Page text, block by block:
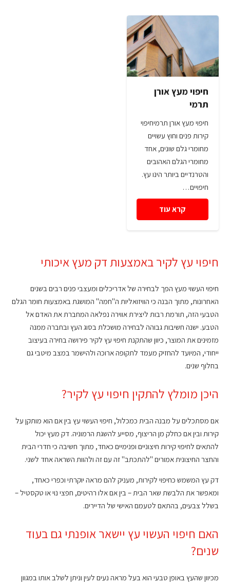
חיפוי מעץ אורן
תרמי
חיפוי מעץ אורן תרמיחיפוי
קירות פנים וחוץ עשויים
מחומרי גלם שונים, אחד
מחומרי הגלם האהובים
והטרנדיים ביותר הינו עץ.
חיפויים…
קרא עוד
חיפוי עץ לקיר באמצעות דק מעץ איכותי
חיפוי העשוי מעץ הפך לבחירה של אדריכלים ומעצבי פנים רבים בשנים
האחרונות, מתוך הבנה כי הוויזואליות ה"חמה" המושגת באמצעות חומר הגלם
הטבעי הזה, תורמת רבות ליצירת אווירה נפלאה המחברת את האדם אל
הטבע. ישנה חשיבות גבוהה לבחירה מושכלת בסוג העץ ובחברה ממנה
מזמינים את המוצר, כיוון שהתקנת חיפוי עץ לקיר פירושה בחירה בעיצוב
ייחודי, המיועד להחזיק מעמד לתקופה ארוכה ולהישמר במצב מיטבי גם
בחלוף שנים.
היכן מומלץ להתקין חיפוי עץ לקיר?
אם מסתכלים על מבנה הבית כמכלול, חיפוי העשוי עץ בין אם הוא מותקן על
קירות ובין אם כחלק מן הריצוף, מסייע להשגת הרמוניה. דק מעץ יכול
להתאים לחיפוי קירות חיצוניים ופנימיים כאחד, מתוך חשיבה כי חדרי הבית
והחצר החיצונית אמורים "להתכתב" זה עם זה ולהוות השראה אחד לשני.
דק עץ המשמש כחיפוי לקירות, מעניק להם מראה יוקרתי וכפרי כאחד,
ומאפשר את הלבשת שאר הבית – בין אם אלו רהיטים, חפצי נוי או טקסטיל –
בשלל צבעים, בהתאם לטעמם האישי של הדיירים.
האם חיפוי העשוי עץ יישאר אופנתי גם בעוד
שנים?
מכיוון שהעץ באופן טבעי הוא בעל מראה נעים לעין וניתן לשלב אותו במגוון